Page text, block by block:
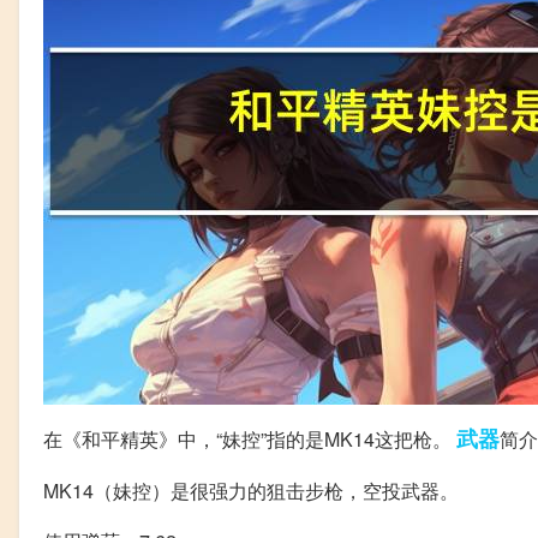
在《和平精英》中，“妹控”指的是MK14这把枪。 武器简
MK14（妹控）是很强力的狙击步枪，空投武器。